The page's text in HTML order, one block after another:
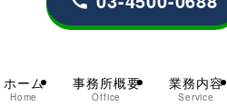
ホーム
Home
事務所概要
Office
業務内容
Service